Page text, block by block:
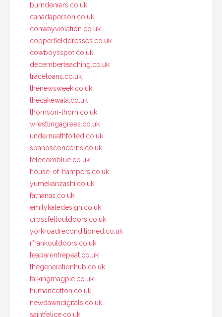
burndeniers.co.uk
canadaperson.co.uk
conwayviolation.co.uk
copperfielddresses.co.uk
cowboysspot.co.uk
decemberteaching.co.uk
traceloans.co.uk
thenewsweek.co.uk
thecakewala.co.uk
thomson-thorn.co.uk
wrestlingagrees.co.uk
underneathfoiled.co.uk
spanosconcerns.co.uk
telecomblue.co.uk
house-of-hampers.co.uk
yumekanzashi.co.uk
fatnanas.co.uk
emilykatedesign.co.uk
crossfelloutdoors.co.uk
yorkroadreconditioned.co.uk
rfrankoutdoors.co.uk
teaparentrepeat.co.uk
thegenerationhub.co.uk
talkingmagpie.co.uk
humancotton.co.uk
newdawndigitals.co.uk
saintfelice.co.uk